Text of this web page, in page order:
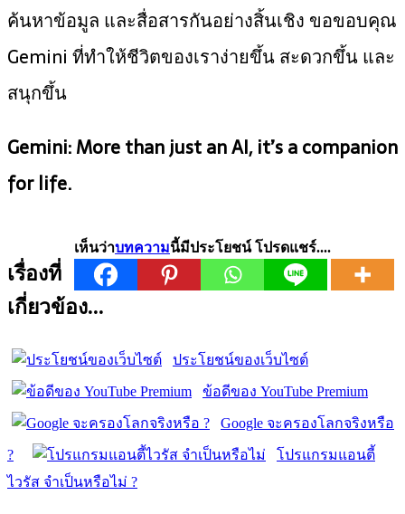
ค้นหาข้อมูล และสื่อสารกันอย่างสิ้นเชิง ขอขอบคุณ
Gemini ที่ทำให้ชีวิตของเราง่ายขึ้น สะดวกขึ้น และ
สนุกขึ้น
Gemini: More than just an AI, it’s a companion
for life.
เห็นว่าบทความนี้มีประโยชน์ โปรดแชร์....
เรื่องที่
เกี่ยวข้อง...
ประโยชน์ของเว็บไซต์
ข้อดีของ YouTube Premium
Google จะครองโลกจริงหรือ
?
โปรแกรมแอนตี้
ไวรัส จำเป็นหรือไม่ ?